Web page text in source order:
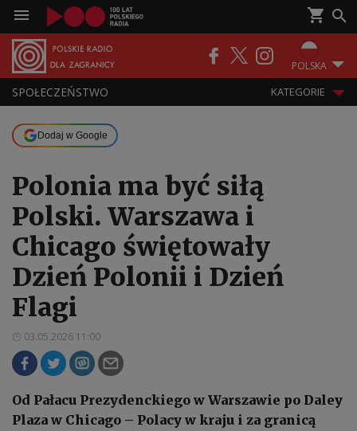
POLSKA
SPOŁECZEŃSTWO KATEGORIE
Dodaj w Google
Polonia ma być siłą
Polski. Warszawa i
Chicago świętowały
Dzień Polonii i Dzień
Flagi
03.05.2026 11:00
Od Pałacu Prezydenckiego w Warszawie po Daley
Plaza w Chicago – Polacy w kraju i za granicą